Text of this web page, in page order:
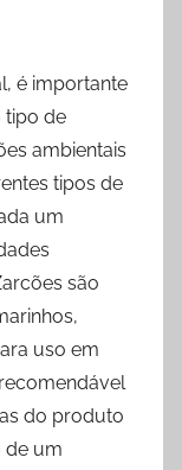
é importante
tipo de
ambientais
tipos de
um
são
uso em
do produto
de um